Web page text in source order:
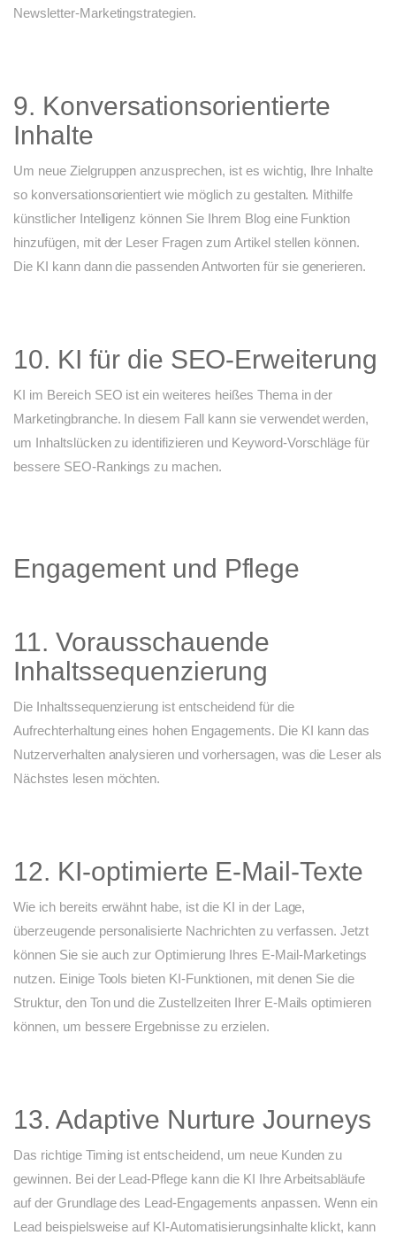
Newsletter-Marketingstrategien.
9. Konversationsorientierte
Inhalte
Um neue Zielgruppen anzusprechen, ist es wichtig, Ihre Inhalte
so konversationsorientiert wie möglich zu gestalten. Mithilfe
künstlicher Intelligenz können Sie Ihrem Blog eine Funktion
hinzufügen, mit der Leser Fragen zum Artikel stellen können.
Die KI kann dann die passenden Antworten für sie generieren.
10. KI für die SEO-Erweiterung
KI im Bereich SEO ist ein weiteres heißes Thema in der
Marketingbranche. In diesem Fall kann sie verwendet werden,
um Inhaltslücken zu identifizieren und Keyword-Vorschläge für
bessere SEO-Rankings zu machen.
Engagement und Pflege
11. Vorausschauende
Inhaltssequenzierung
Die Inhaltssequenzierung ist entscheidend für die
Aufrechterhaltung eines hohen Engagements. Die KI kann das
Nutzerverhalten analysieren und vorhersagen, was die Leser als
Nächstes lesen möchten.
12. KI-optimierte E-Mail-Texte
Wie ich bereits erwähnt habe, ist die KI in der Lage,
überzeugende personalisierte Nachrichten zu verfassen. Jetzt
können Sie sie auch zur Optimierung Ihres E-Mail-Marketings
nutzen. Einige Tools bieten KI-Funktionen, mit denen Sie die
Struktur, den Ton und die Zustellzeiten Ihrer E-Mails optimieren
können, um bessere Ergebnisse zu erzielen.
13. Adaptive Nurture Journeys
Das richtige Timing ist entscheidend, um neue Kunden zu
gewinnen. Bei der Lead-Pflege kann die KI Ihre Arbeitsabläufe
auf der Grundlage des Lead-Engagements anpassen. Wenn ein
Lead beispielsweise auf KI-Automatisierungsinhalte klickt, kann